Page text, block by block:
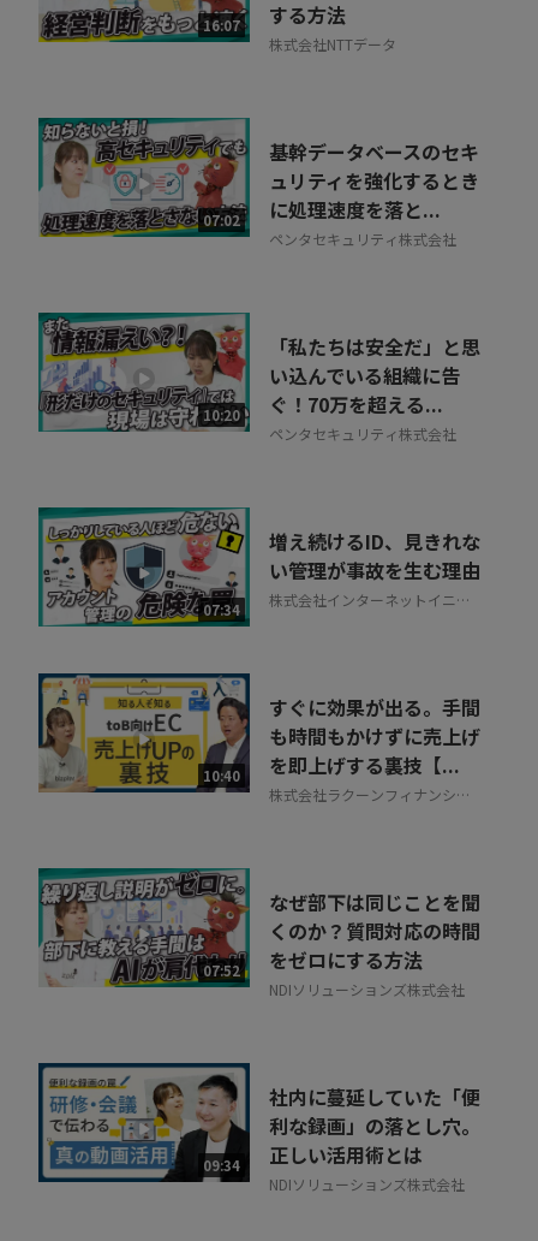
16:07
する方法
株式会社NTTデータ
07:02
基幹データベースのセキ
ュリティを強化するとき
に処理速度を落と...
ペンタセキュリティ株式会社
10:20
「私たちは安全だ」と思
い込んでいる組織に告
ぐ！70万を超える...
ペンタセキュリティ株式会社
07:34
増え続けるID、見きれな
い管理が事故を生む理由
株式会社インターネットイニシ
10:40
すぐに効果が出る。手間
も時間もかけずに売上げ
を即上げする裏技【...
株式会社ラクーンフィナンシャ
07:52
なぜ部下は同じことを聞
くのか？質問対応の時間
をゼロにする方法
NDIソリューションズ株式会社
09:34
社内に蔓延していた「便
利な録画」の落とし穴。
正しい活用術とは
NDIソリューションズ株式会社